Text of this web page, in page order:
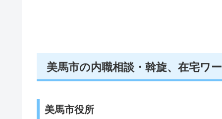
美馬市の内職相談・斡旋、在宅ワ
美馬市役所